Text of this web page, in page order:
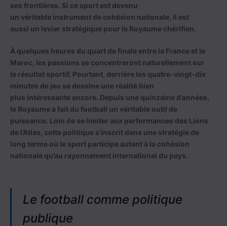
ses frontières. Si ce sport est devenu
un véritable instrument de cohésion nationale, il est
aussi un levier stratégique pour le Royaume chérifien.
À quelques heures du quart de finale entre la France et le
Maroc, les passions se concentreront naturellement sur
le résultat sportif. Pourtant, derrière les quatre-vingt-dix
minutes de jeu se dessine une réalité bien
plus intéressante encore. Depuis une quinzaine d’années,
le Royaume a fait du football un véritable outil de
puissance. Loin de se limiter aux performances des Lions
de l’Atlas, cette politique s’inscrit dans une stratégie de
long terme où le sport participe autant à la cohésion
nationale qu’au rayonnement international du pays.
Le football comme politique
publique